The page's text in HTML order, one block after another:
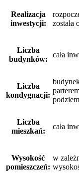
Realizacja
inwestycji:
Liczba
budynków:
cała
Liczba
kondygnacji:
Liczba
mieszkań:
cała
Wysokość
pomieszczeń:
w